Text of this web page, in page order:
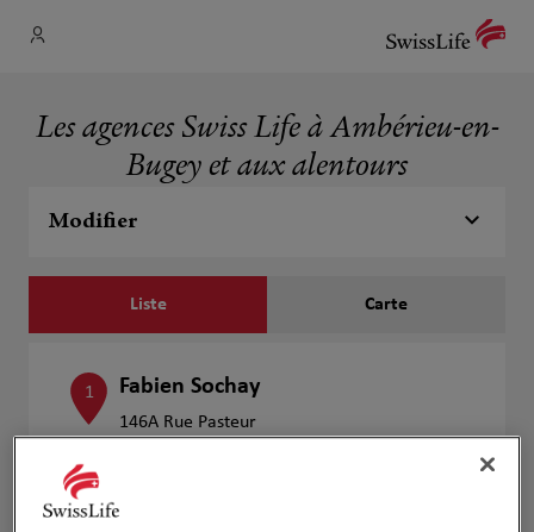
Les agences Swiss Life à Ambérieu-en-
Bugey et aux alentours
Modifier
Liste Carte
1 Fabien Sochay
146A Rue Pasteur